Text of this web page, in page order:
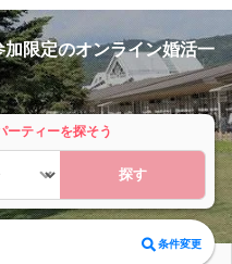
限定のオンライン婚活一
ーティーを探そう
探す
条件変更